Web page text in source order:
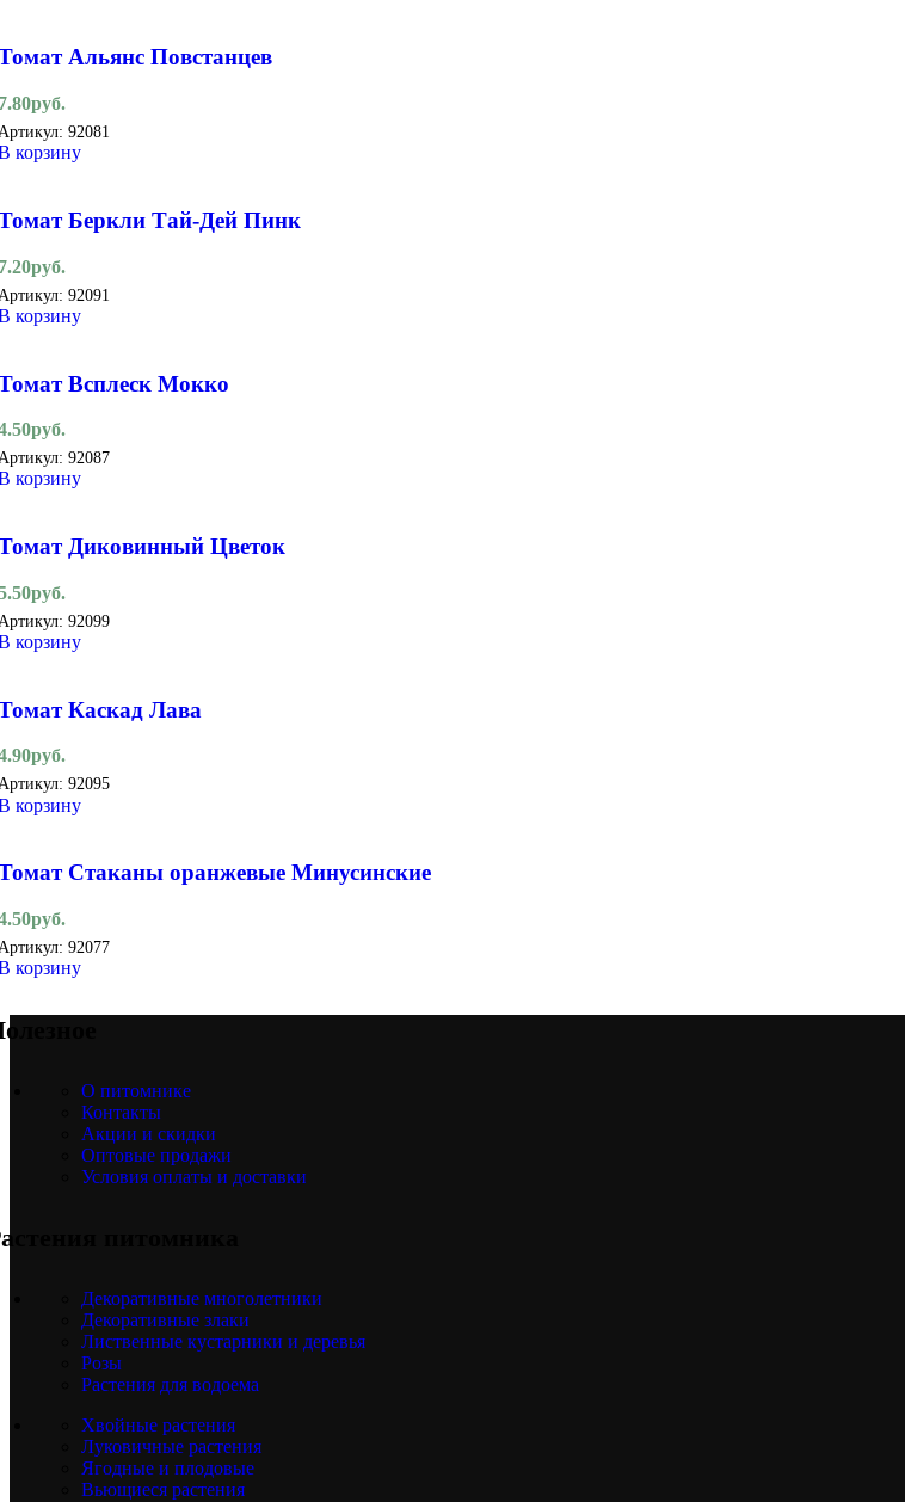
Альянс Повстанцев
руб.
92081
корзину
Беркли Тай-Дей Пинк
руб.
92091
корзину
Всплеск Мокко
руб.
92087
корзину
Диковинный Цветок
руб.
92099
корзину
Каскад Лава
руб.
92095
корзину
Стаканы оранжевые Минусинские
руб.
92077
корзину
О питомнике
Контакты
Акции и скидки
Оптовые продажи
Условия оплаты и доставки
питомника
Декоративные многолетники
Декоративные злаки
Лиственные кустарники и деревья
Розы
Растения для водоема
Хвойные растения
Луковичные растения
Ягодные и плодовые
Вьющиеся растения